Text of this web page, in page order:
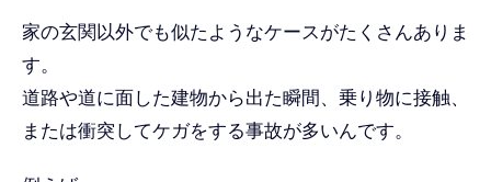
家の玄関以外でも似たようなケースがたくさんありま
す。
道路や道に面した建物から出た瞬間、乗り物に接触、
または衝突してケガをする事故が多いんです。